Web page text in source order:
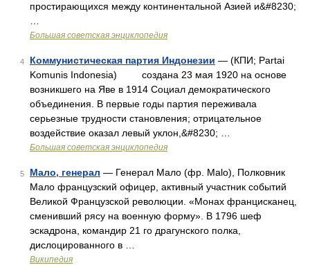
простирающихся между континентальной Азией и&#8230;
Большая советская энциклопедия
4 Коммунистическая партия Индонезии — (КПИ; Partai
Komunis Indonesia) создана 23 мая 1920 на основе
возникшего на Яве в 1914 Социал демократического
объединения. В первые годы партия переживала
серьезные трудности становления; отрицательное
воздействие оказал левый уклон,&#8230; …
Большая советская энциклопедия
5 Мало, генерал — Генерал Мало (фр. Malo), Полковник
Мало французский офицер, активный участник событий
Великой Французской революции. «Монах францисканец,
сменивший рясу на военную форму». В 1796 шеф
эскадрона, командир 21 го драгунского полка,
дислоцированного в …
Википедия